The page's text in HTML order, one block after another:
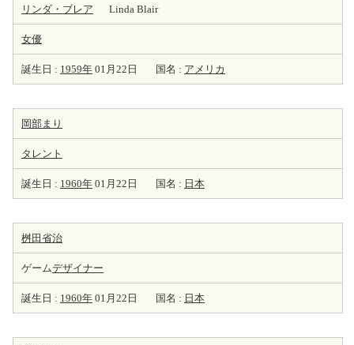
リンダ・ブレア Linda Blair
女優
誕生日 : 1959年 01月22日 国名 : アメリカ
岡部まり
タレント
誕生日 : 1960年 01月22日 国名 : 日本
桝田省治
ゲームデザイナー
誕生日 : 1960年 01月22日 国名 : 日本